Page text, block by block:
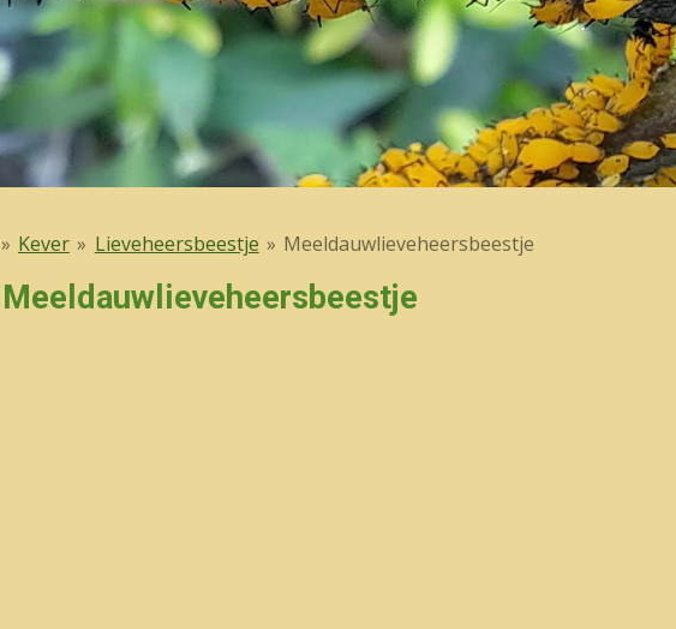
» Kever » Lieveheersbeestje » Meeldauwlieveheersbeestje
Meeldauwlieveheersbeestje